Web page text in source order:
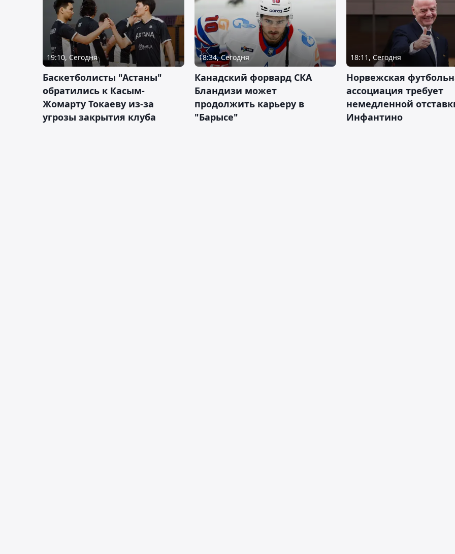
19:10, Сегодня
Баскетболисты "Астаны"
обратились к Касым-
Жомарту Токаеву из-за
угрозы закрытия клуба
18:34, Сегодня
Канадский форвард СКА
Бландизи может
продолжить карьеру в
"Барысе"
18:11, Сегодня
Норвежская
ассоциация требует
немедленной
Инфантино